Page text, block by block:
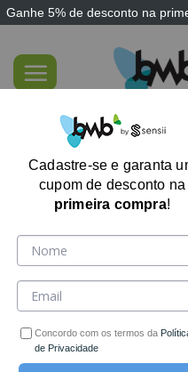
Ganhe 5% de desconto na
content
Kit Sensorial
(4 Itens Aleatórios)
Cadastre-se e garanta
cupom de desconto na
primeira compra!
Concordo com os termos da
de Privacidade